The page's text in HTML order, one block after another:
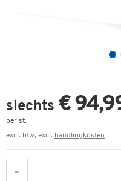
slechts €
per st.
excl. btw, excl. handlingkosten
-